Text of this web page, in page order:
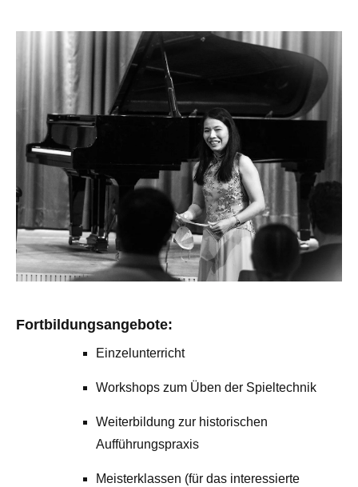
Fortbildungsangebote:
Einzelunterricht
Workshops zum Üben der Spieltechnik
Weiterbildung zur historischen
Aufführungspraxis
Meisterklassen (für das interessierte